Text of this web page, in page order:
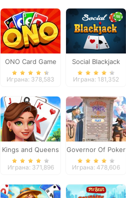
ONO Card Game
Играна: 378,583
Social Blackjack
Играна: 181,352
Kings and Queens
Solitaire Tripeaks
Играна: 371,896
Governor Of Poker
2
Играна: 478,606